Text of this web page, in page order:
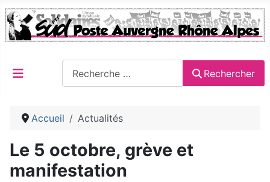
Rechercher
Accueil Actualités
Le 5 octobre, grève et
manifestation